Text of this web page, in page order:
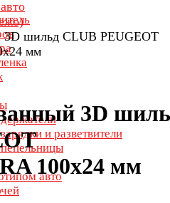
и разветвители
авто
3D шильд CLUB PEUGEOT
мм
3D
100х24 мм